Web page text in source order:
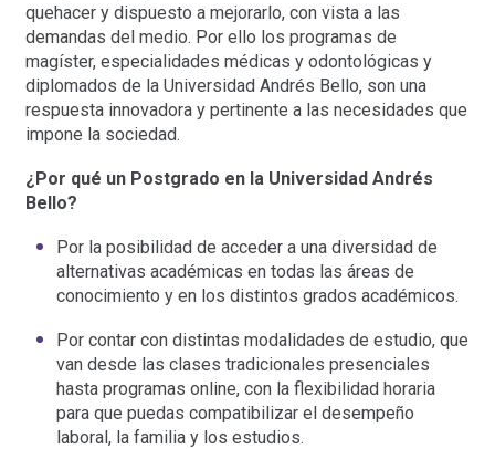
quehacer y dispuesto a mejorarlo, con vista a las
demandas del medio. Por ello los programas de
magíster, especialidades médicas y odontológicas y
diplomados de la Universidad Andrés Bello, son una
respuesta innovadora y pertinente a las necesidades que
impone la sociedad.
¿Por qué un Postgrado en la Universidad Andrés
Bello?
Por la posibilidad de acceder a una diversidad de
alternativas académicas en todas las áreas de
conocimiento y en los distintos grados académicos.
Por contar con distintas modalidades de estudio, que
van desde las clases tradicionales presenciales
hasta programas online, con la flexibilidad horaria
para que puedas compatibilizar el desempeño
laboral, la familia y los estudios.